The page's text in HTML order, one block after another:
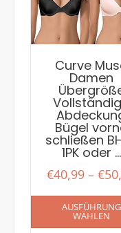
Curve
Damen
Bügel
schließen
1PK oder …
€40,99 –€
AUSFÜHRUNG
WÄHLEN